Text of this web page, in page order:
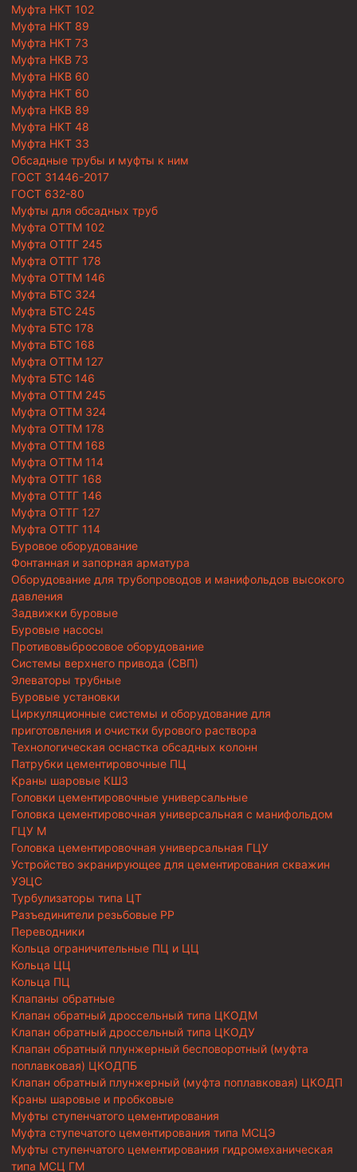
Муфта НКТ 102
Муфта НКТ 89
Муфта НКТ 73
Муфта НКВ 73
Муфта НКВ 60
Муфта НКТ 60
Муфта НКВ 89
Муфта НКТ 48
Муфта НКТ 33
Обсадные трубы и муфты к ним
ГОСТ 31446-2017
ГОСТ 632-80
Муфты для обсадных труб
Муфта ОТТМ 102
Муфта ОТТГ 245
Муфта ОТТГ 178
Муфта ОТТМ 146
Муфта БТС 324
Муфта БТС 245
Муфта БТС 178
Муфта БТС 168
Муфта ОТТМ 127
Муфта БТС 146
Муфта ОТТМ 245
Муфта ОТТМ 324
Муфта ОТТМ 178
Муфта ОТТМ 168
Муфта ОТТМ 114
Муфта ОТТГ 168
Муфта ОТТГ 146
Муфта ОТТГ 127
Муфта ОТТГ 114
Буровое оборудование
Фонтанная и запорная арматура
Оборудование для трубопроводов и манифольдов высокого
давления
Задвижки буровые
Буровые насосы
Противовыбросовое оборудование
Системы верхнего привода (СВП)
Элеваторы трубные
Буровые установки
Циркуляционные системы и оборудование для
приготовления и очистки бурового раствора
Технологическая оснастка обсадных колонн
Патрубки цементировочные ПЦ
Краны шаровые КШЗ
Головки цементировочные универсальные
Головка цементировочная универсальная с манифольдом
ГЦУ М
Головка цементировочная универсальная ГЦУ
Устройство экранирующее для цементирования скважин
УЭЦС
Турбулизаторы типа ЦТ
Разъединители резьбовые РР
Переводники
Кольца ограничительные ПЦ и ЦЦ
Кольца ЦЦ
Кольца ПЦ
Клапаны обратные
Клапан обратный дроссельный типа ЦКОДМ
Клапан обратный дроссельный типа ЦКОДУ
Клапан обратный плунжерный бесповоротный (муфта
поплавковая) ЦКОДПБ
Клапан обратный плунжерный (муфта поплавковая) ЦКОДП
Краны шаровые и пробковые
Муфты ступенчатого цементирования
Муфта ступечатого цементирования типа МСЦЭ
Муфты ступенчатого цементирования гидромеханическая
типа МСЦ ГМ